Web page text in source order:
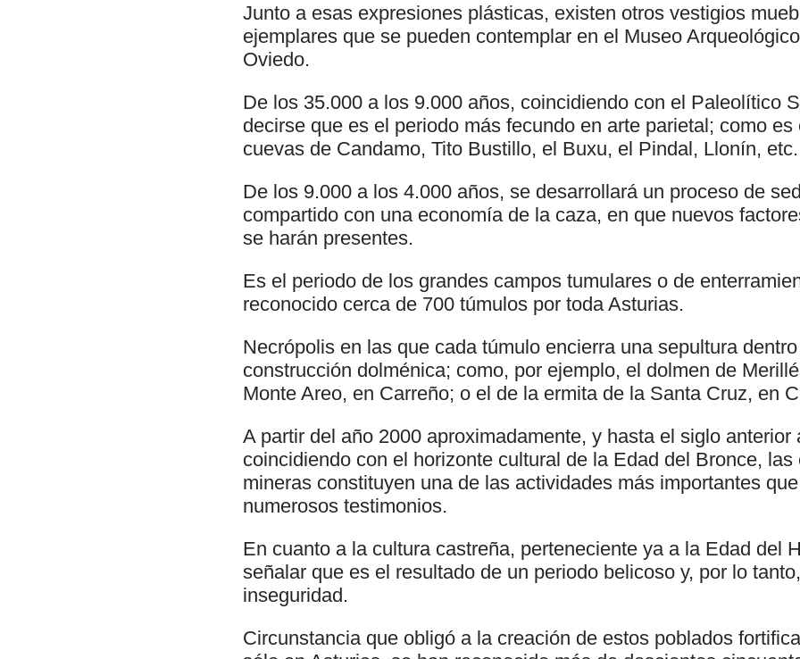
Junto a esas expresiones plásticas, existen otros vestigios
ejemplares que se pueden contemplar en el Museo
Oviedo.
De los 35.000 a los 9.000 años, coincidiendo con el Paleolítico
decirse que es el periodo más fecundo en arte parietal; como
cuevas de Candamo, Tito Bustillo, el Buxu, el Pindal, Llonín, etc.
De los 9.000 a los 4.000 años, se desarrollará un proceso de
compartido con una economía de la caza, en que nuevos
se harán presentes.
Es el periodo de los grandes campos tumulares o de
reconocido cerca de 700 túmulos por toda Asturias.
Necrópolis en las que cada túmulo encierra una sepultura
construcción dolménica; como, por ejemplo, el dolmen de
Monte Areo, en Carreño; o el de la ermita de la Santa Cruz, en
A partir del año 2000 aproximadamente, y hasta el siglo anterior
coincidiendo con el horizonte cultural de la Edad del Bronce, las
mineras constituyen una de las actividades más importantes
numerosos testimonios.
En cuanto a la cultura castreña, perteneciente ya a la Edad del
señalar que es el resultado de un periodo belicoso y, por lo
inseguridad.
Circunstancia que obligó a la creación de estos poblados